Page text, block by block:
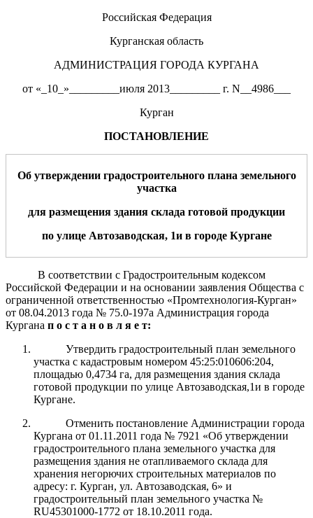
Российская Федерация
Курганская область
АДМИНИСТРАЦИЯ ГОРОДА КУРГАНА
от «_10_»_________июля 2013_________ г. N__4986___
Курган
ПОСТАНОВЛЕНИЕ
Об утверждении градостроительного плана земельного
участка
для размещения здания склада готовой продукции
по улице Автозаводская, 1ив городеКургане
В соответствии с Градостроительным кодексом
Российской Федерации и на основании заявления Общества с
ограниченной ответственностью «Промтехнология-Курган»
от 08.04.2013 года № 75.0-197а Администрация города
Кургана п о с т а н о в л я е т:
Утвердить градостроительный план земельного
участка с кадастровым номером 45:25:010606:204,
площадью 0,4734 га, для размещения здания склада
готовой продукции по улице Автозаводская,1и в городе
Кургане.
Отменить постановление Администрации города
Кургана от 01.11.2011 года № 7921 «Об утверждении
градостроительного плана земельного участка для
размещения здания не отапливаемого склада для
хранения негорючих строительных материалов по
адресу: г. Курган, ул. Автозаводская, 6» и
градостроительный план земельного участка №
RU45301000-1772 от 18.10.2011 года.